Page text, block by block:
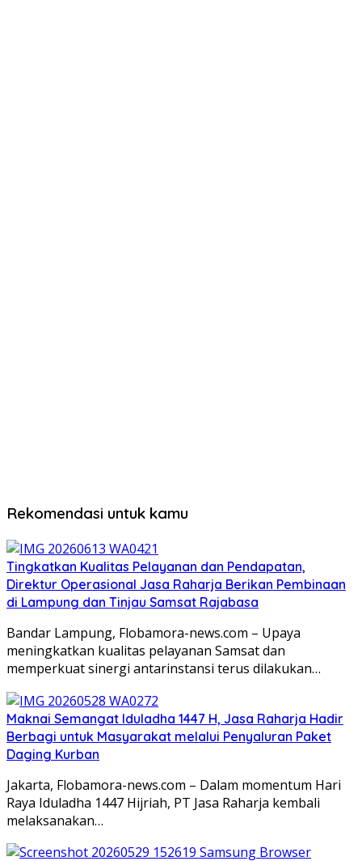
Rekomendasi untuk kamu
Tingkatkan Kualitas Pelayanan dan Pendapatan,
Direktur Operasional Jasa Raharja Berikan Pembinaan
di Lampung dan Tinjau Samsat Rajabasa
Bandar Lampung, Flobamora-news.com – Upaya
meningkatkan kualitas pelayanan Samsat dan
memperkuat sinergi antarinstansi terus dilakukan…
Maknai Semangat Iduladha 1447 H, Jasa Raharja Hadir
Berbagi untuk Masyarakat melalui Penyaluran Paket
Daging Kurban
Jakarta, Flobamora-news.com – Dalam momentum Hari
Raya Iduladha 1447 Hijriah, PT Jasa Raharja kembali
melaksanakan…